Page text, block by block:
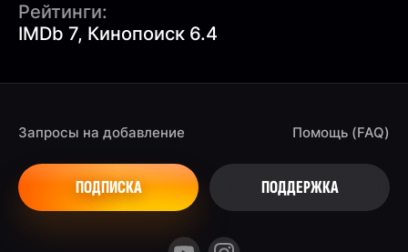
Рейтинги:
IMDb 7, Кинопоиск 6.4
Запросы на добавление
ПОДПИСКА
Помощь (FAQ)
ПОДДЕРЖКА